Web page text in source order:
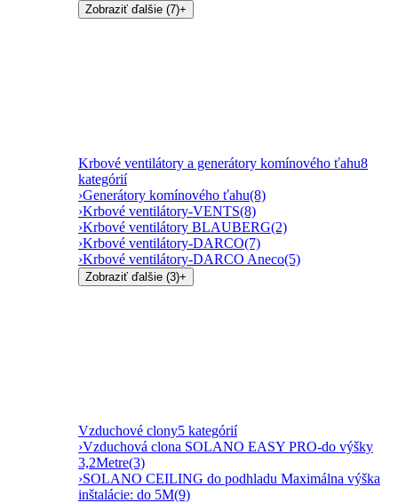
Zobraziť ďalšie (7)+
Krbové ventilátory a generátory komínového ťahu8
kategórií
›Generátory komínového ťahu(8)
›Krbové ventilátory-VENTS(8)
›Krbové ventilátory BLAUBERG(2)
›Krbové ventilátory-DARCO(7)
›Krbové ventilátory-DARCO Aneco(5)
Zobraziť ďalšie (3)+
Vzduchové clony5 kategórií
›Vzduchová clona SOLANO EASY PRO-do výšky
3,2Metre(3)
›SOLANO CEILING do podhladu Maximálna výška
inštalácie: do 5M(9)